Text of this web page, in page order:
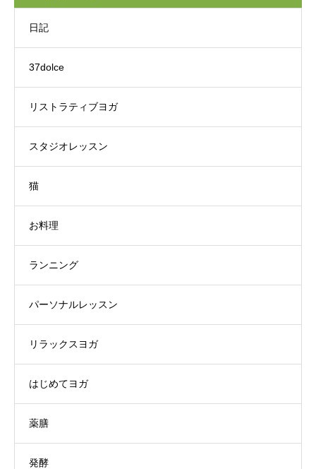
日記
37dolce
リストラティブヨガ
スタジオレッスン
猫
お料理
ランニング
パーソナルレッスン
リラックスヨガ
はじめてヨガ
薬膳
発酵